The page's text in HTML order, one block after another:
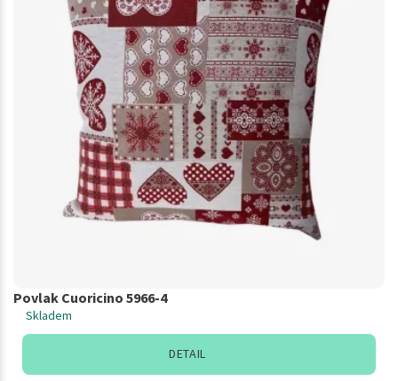
Povlak Cuoricino 5966-4
Skladem
DETAIL